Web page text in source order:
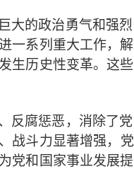
大的政治勇气和强烈
一系列重大工作，解
生历史性变革。这些
反腐惩恶，消除了党
战斗力显著增强，党
党和国家事业发展提